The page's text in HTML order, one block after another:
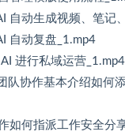
自动生成视频、笔记
自动复盘_1.mp4
进行私域运营_1.mp4
队协作基本介绍如何
如何指派工作安全分